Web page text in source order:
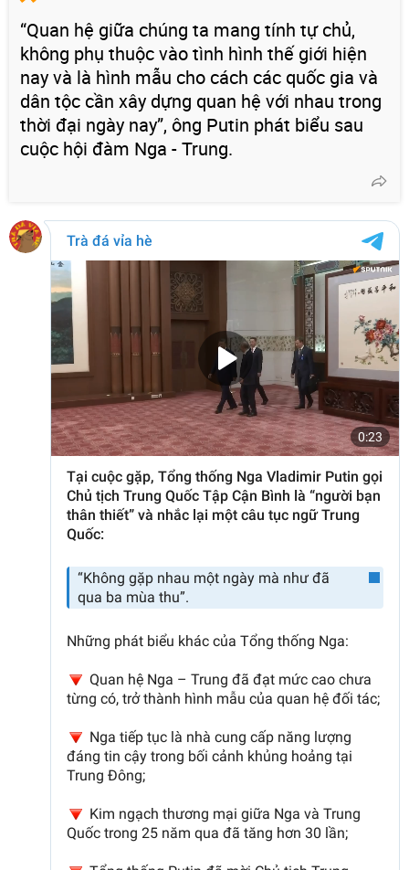
“Quan hệ giữa chúng ta mang tính tự chủ,
không phụ thuộc vào tình hình thế giới hiện
nay và là hình mẫu cho cách các quốc gia và
dân tộc cần xây dựng quan hệ với nhau trong
thời đại ngày nay”, ông Putin phát biểu sau
cuộc hội đàm Nga - Trung.